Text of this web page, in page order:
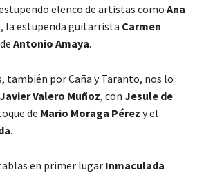
elenco de artistas como Ana
la estupenda guitarrista Carmen
Antonio Amaya.
también por Caña y Taranto, nos lo
Javier Valero Muñoz, con Jesule de
de Mario Moraga Pérez y el
.
en primer lugar Inmaculada